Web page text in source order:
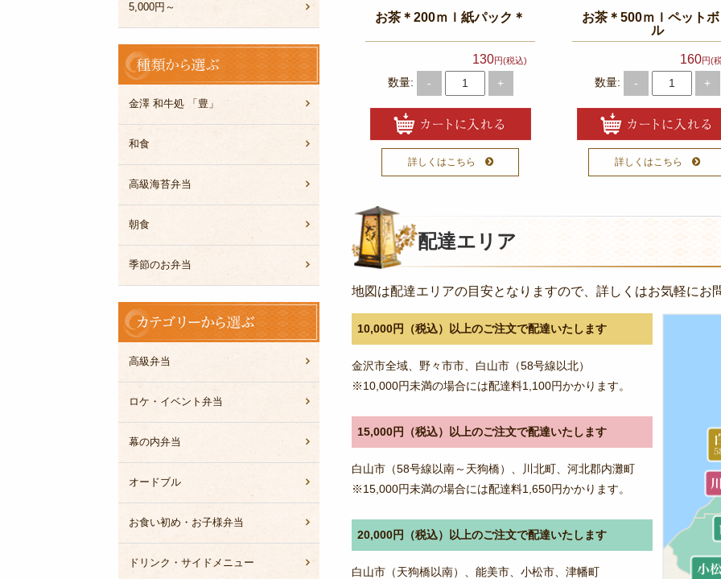
お茶＊200ｍｌ紙パック＊
130円(税込)
数量: - +
詳しくはこちら
お茶＊500ｍｌペット
ル
160円(
数量: - +
詳しくはこちら
配達エリア
地図は配達エリアの目安となりますので、詳しくはお気軽にお
10,000円（税込）以上のご注文で配達いたします
金沢市全域、野々市市、白山市（58号線以北）
※10,000円未満の場合には配達料1,100円かかります。
15,000円（税込）以上のご注文で配達いたします
白山市（58号線以南～天狗橋）、川北町、河北郡内灘町
※15,000円未満の場合には配達料1,650円かかります。
20,000円（税込）以上のご注文で配達いたします
白山市（天狗橋以南）、能美市、小松市、津幡町
5,000円～
種
類
か
ら
ぶ
金澤 和牛処 「豊」
和食
高級海苔弁当
朝食
季節のお弁当
カ
テ
ゴ
リ
か
選
ぶ
高級弁当
ロケ・イベント弁当
幕の内弁当
オードブル
お食い初め・お子様弁当
ドリンク・サイドメニュー